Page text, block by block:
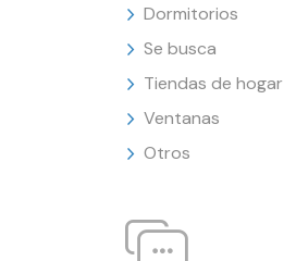
Dormitorios
Se busca
Tiendas de hogar
Ventanas
Otros